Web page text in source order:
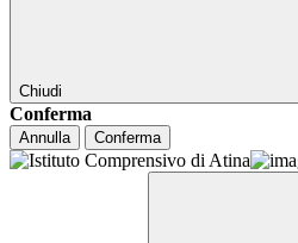
Chiudi
Conferma
Annulla Conferma